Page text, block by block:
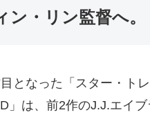
・リン監督へ。
となった「スター・ト
」は、前2作のJ.J.エイ